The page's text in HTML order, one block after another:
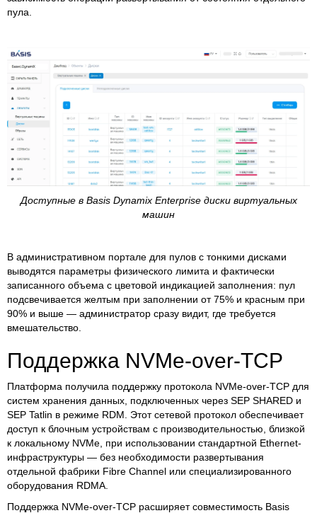
пула.
Доступные в Basis Dynamix Enterprise диски виртуальных
машин
В административном портале для пулов с тонкими дисками
выводятся параметры физического лимита и фактически
записанного объема с цветовой индикацией заполнения: пул
подсвечивается желтым при заполнении от 75% и красным при
90% и выше — администратор сразу видит, где требуется
вмешательство.
Поддержка NVMe-over-TCP
Платформа получила поддержку протокола NVMe-over-TCP для
систем хранения данных, подключенных через SEP SHARED и
SEP Tatlin в режиме RDM. Этот сетевой протокол обеспечивает
доступ к блочным устройствам с производительностью, близкой
к локальному NVMe, при использовании стандартной Ethernet-
инфраструктуры — без необходимости развертывания
отдельной фабрики Fibre Channel или специализированного
оборудования RDMA.
Поддержка NVMe-over-TCP расширяет совместимость Basis